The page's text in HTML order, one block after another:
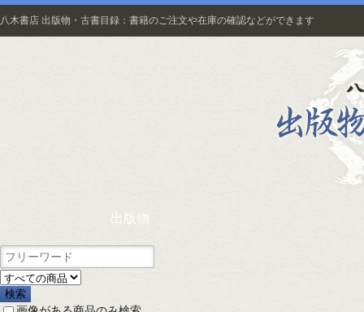
八木書店 出版物・古書目録：書籍のご注文や在庫の確認などができます
出版物